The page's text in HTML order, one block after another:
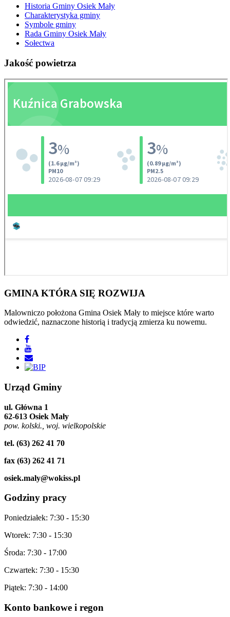
Historia Gminy Osiek Mały
Charakterystyka gminy
Symbole gminy
Rada Gminy Osiek Mały
Sołectwa
Jakość powietrza
GMINA KTÓRA SIĘ ROZWIJA
Malowniczo położona Gmina Osiek Mały to miejsce które warto
odwiedzić, naznaczone historią i tradycją zmierza ku nowemu.
Urząd Gminy
ul. Główna 1
62-613 Osiek Mały
pow. kolski., woj. wielkopolskie
tel. (63) 262 41 70
fax (63) 262 41 71
osiek.maly@wokiss.pl
Godziny pracy
Poniedziałek: 7:30 - 15:30
Wtorek: 7:30 - 15:30
Środa: 7:30 - 17:00
Czwartek: 7:30 - 15:30
Piątek: 7:30 - 14:00
Konto bankowe i regon